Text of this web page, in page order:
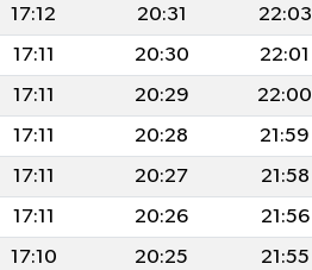
17:12 20:31
22:03
17:11 20:30
22:01
17:11 20:29
22:00
17:11 20:28
21:59
17:11 20:27
21:58
17:11 20:26
21:56
17:10 20:25
21:55